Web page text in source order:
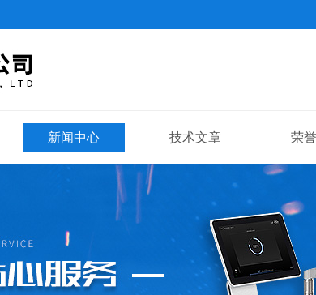
新闻中心 技术文章 荣